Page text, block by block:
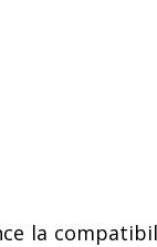
la